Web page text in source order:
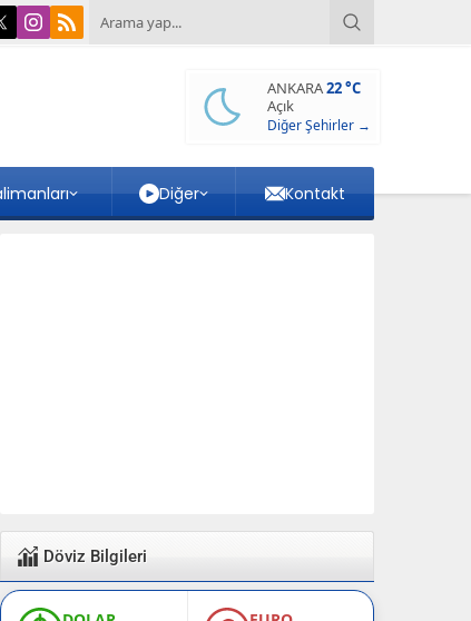
ANKARA22 °C
Açık
Diğer Şehirler →
Diğer Kontakt
Döviz Bilgileri